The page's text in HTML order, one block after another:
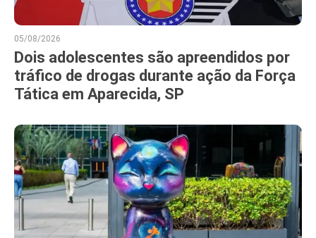
05/08/2026
Dois adolescentes são apreendidos por
tráfico de drogas durante ação da Força
Tática em Aparecida, SP